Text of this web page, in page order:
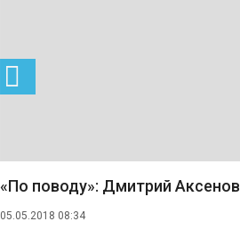
«По поводу»: Дмитрий Аксенов
05.05.2018 08:34